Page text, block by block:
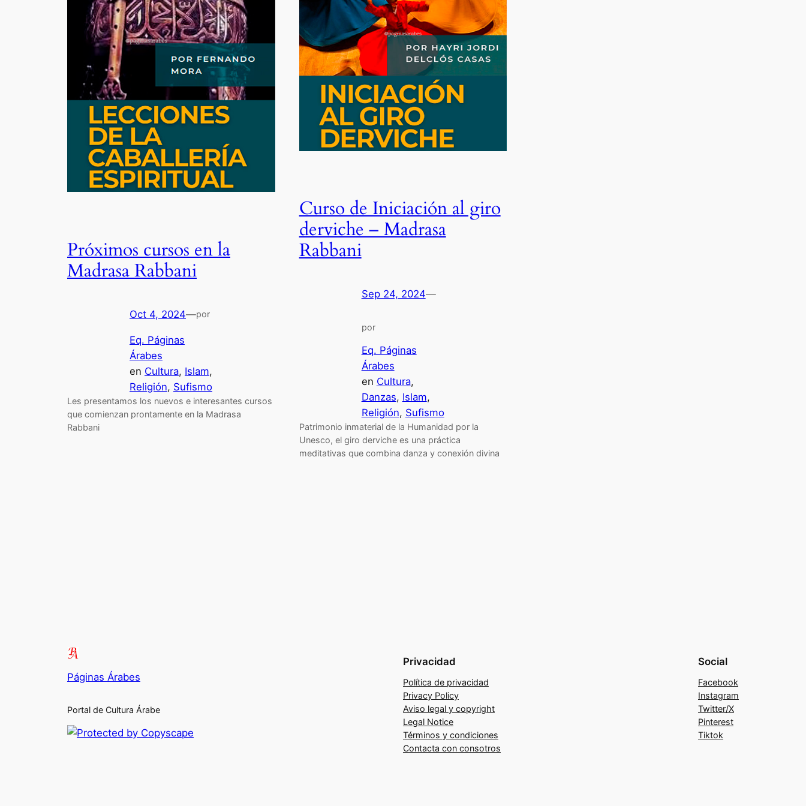
Próximos cursos en la
Madrasa Rabbani
Oct 4, 2024—por
Eq. Páginas
Árabes
en Cultura, Islam
Religión, Sufismo
Les presentamos los nuevos e interesantes cursos
que comienzan prontamente en la Madrasa
Rabbani
Curso de Iniciación al giro
derviche – Madrasa
Rabbani
Sep 24, 2024—
por
Eq. Páginas
Árabes
en Cultura
Danzas, Islam
Religión, Sufismo
Patrimonio inmaterial de la Humanidad por la
Unesco, el giro derviche es una práctica
meditativas que combina danza y conexión divina
Páginas Árabes
Portal de Cultura Árabe
Privacidad
Política de privacidad
Privacy Policy
Aviso legal y copyright
Legal Notice
Términos y condiciones
Contacta con consotros
Social
Facebook
Instagram
Twitter/X
Pinterest
Tiktok